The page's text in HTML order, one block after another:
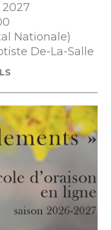
2027
Nationale)
De-La-Salle